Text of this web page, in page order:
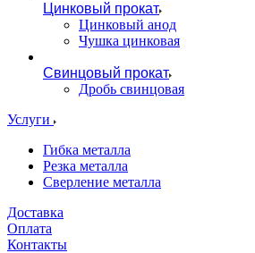
Цинковый прокат
Цинковый анод
Чушка цинковая
Свинцовый прокат
Дробь свинцовая
Услуги
Гибка металла
Резка металла
Сверление металла
Доставка
Оплата
Контакты